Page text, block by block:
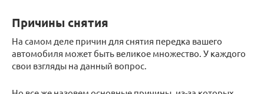
Причины снятия
На самом деле причин для снятия передка вашего
автомобиля может быть великое множество. У каждого
свои взгляды на данный вопрос.